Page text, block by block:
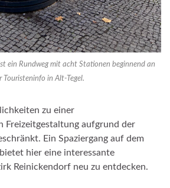
ein Rundweg mit acht Stationen beginnend an
Touristeninfo in Alt-Tegel.
zu einer
Freizeitgestaltung aufgrund der
Ein Spaziergang auf dem
hier eine interessante
Reinickendorf neu zu entdecken.